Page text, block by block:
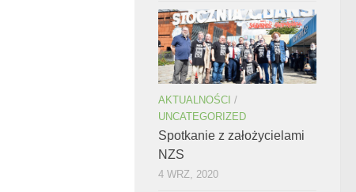
AKTUALNOŚCI /
UNCATEGORIZED
Spotkanie z założycielami
NZS
4 WRZ, 2020